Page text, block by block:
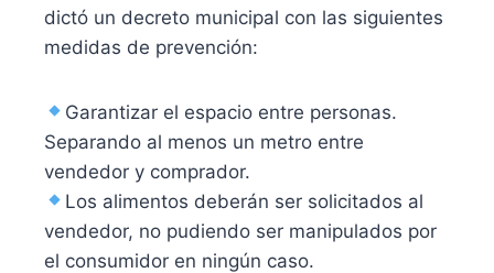
dictó un decreto municipal con las siguientes
medidas de prevención:
Garantizar el espacio entre personas.
Separando al menos un metro entre
vendedor y comprador.
Los alimentos deberán ser solicitados al
vendedor, no pudiendo ser manipulados por
el consumidor en ningún caso.